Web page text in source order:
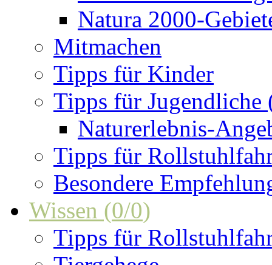
Natura 2000-
Mitmachen
Tipps für Kinder
Tipps für Jugendliche
Naturerlebnis-
Tipps für
Besondere
Wissen (0/0)
Tipps für